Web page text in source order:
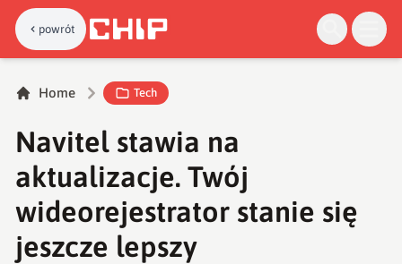
powrót
Home Tech
Navitel stawia na
aktualizacje. Twój
wideorejestrator stanie się
jeszcze lepszy